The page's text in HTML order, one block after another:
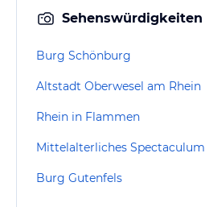
Sehenswürdigkeiten
Burg Schönburg
Altstadt Oberwesel am Rhein
Rhein in Flammen
Mittelalterliches Spectaculum
Burg Gutenfels